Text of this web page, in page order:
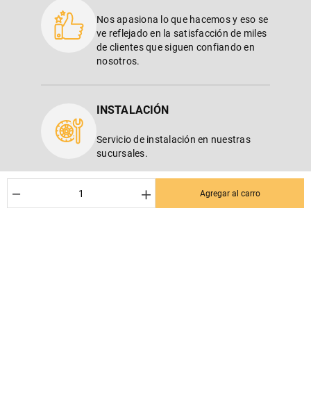
＋
－ Agregar al carro
Nos apasiona lo que hacemos y eso se
ve reflejado en la satisfacción de miles
de clientes que siguen confiando en
nosotros.
INSTALACIÓN
Servicio de instalación en nuestras
sucursales.